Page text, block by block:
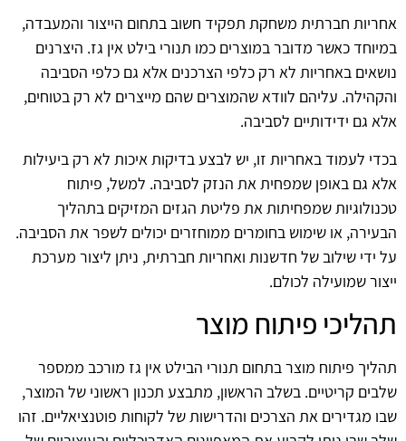
אחריות חברתית משחקת תפקיד חשוב בתחום הייצור והמעבדה,
במיוחד כאשר מדובר במוצרים כמו תנורי בילט אין גז. היצרנים
נושאים באחריות לא רק כלפי הצרכנים אלא גם כלפי הסביבה
והקהילה. עליהם לוודא שהמוצרים שהם מייצרים לא רק בטוחים,
אלא גם ידידותיים לסביבה.
בכדי לעמוד באחריות זו, יש לבצע בדיקות איכות לא רק ביעילות
אלא גם באופן שמפחית את הנזק לסביבה. למשל, פיתוח
טכנולוגיות שמפחיתות את פליטת הגזים המזיקים בתהליך
הבעירה, או שימוש בחומרים ממוחזרים יכולים לשפר את הסביבה.
על ידי שילוב של חדשנות ואחריות חברתית, ניתן ליצור מערכת
ייצור שמועילה לכולם.
תהליכי פיתוח מוצר
תהליך פיתוח מוצר בתחום תנורי הבילט אין גז מורכב ממספר
שלבים קריטיים. בשלב הראשון, מתבצע תכנון ראשוני של המוצר,
שבו מגדירים את הצרכים והדרישות של לקוחות פוטנציאליים. זהו